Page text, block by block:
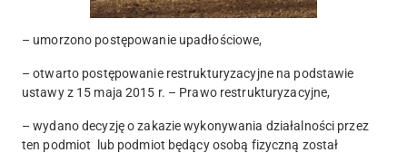
– umorzono postępowanie upadłościowe,
– otwarto postępowanie restrukturyzacyjne na podstawie
ustawy z 15 maja 2015 r. – Prawo restrukturyzacyjne,
– wydano decyzję o zakazie wykonywania działalności przez
ten podmiot lub podmiot będący osobą fizyczną został